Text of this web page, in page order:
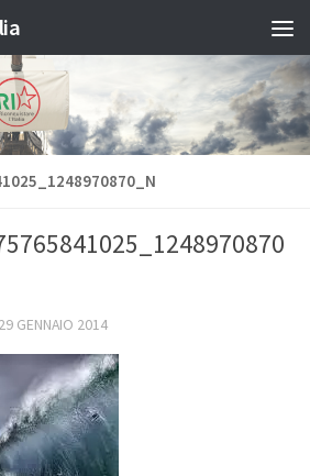
29 GENNAIO 2014